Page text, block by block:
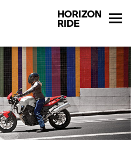
HORIZON
RIDE